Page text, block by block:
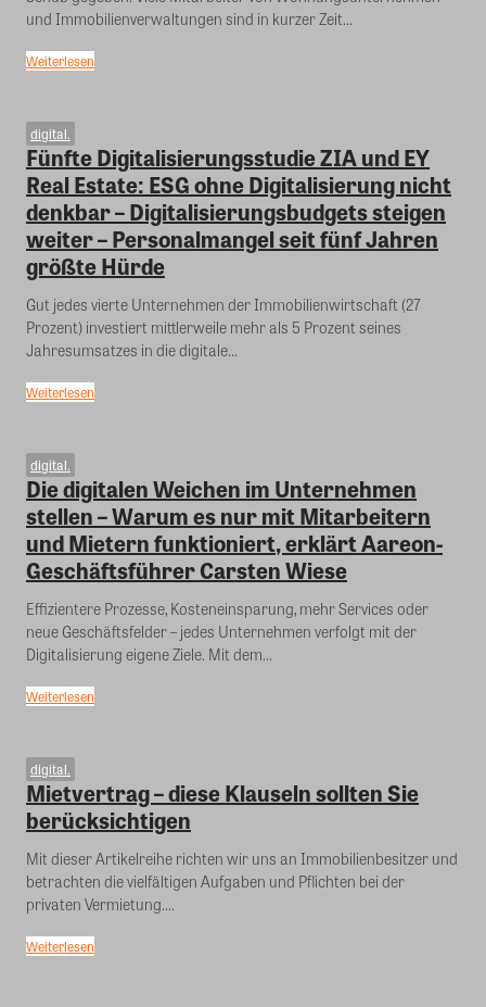
und Immobilienverwaltungen sind in kurzer Zeit...
Weiterlesen
digital.
Fünfte Digitalisierungsstudie ZIA und EY
Real Estate: ESG ohne Digitalisierung nicht
denkbar – Digitalisierungsbudgets steigen
weiter – Personalmangel seit fünf Jahren
größte Hürde
Gut jedes vierte Unternehmen der Immobilienwirtschaft (27
Prozent) investiert mittlerweile mehr als 5 Prozent seines
Jahresumsatzes in die digitale...
Weiterlesen
digital.
Die digitalen Weichen im Unternehmen
stellen – Warum es nur mit Mitarbeitern
und Mietern funktioniert, erklärt Aareon-
Geschäftsführer Carsten Wiese
Effizientere Prozesse, Kosteneinsparung, mehr Services oder
neue Geschäftsfelder – jedes Unternehmen verfolgt mit der
Digitalisierung eigene Ziele. Mit dem...
Weiterlesen
digital.
Mietvertrag – diese Klauseln sollten Sie
berücksichtigen
Mit dieser Artikelreihe richten wir uns an Immobilienbesitzer und
betrachten die vielfältigen Aufgaben und Pflichten bei der
privaten Vermietung....
Weiterlesen